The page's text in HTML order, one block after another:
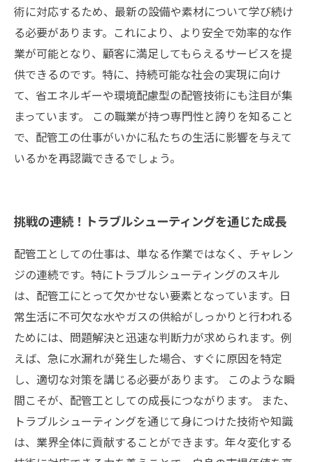
術に対応するため、最新の設備や素材について学び続け
る必要があります。これにより、より安全で効率的な作
業が可能となり、顧客に満足してもらえるサービスを提
供できるのです。特に、持続可能な社会の実現に向け
て、省エネルギーや環境配慮型の配管技術にも注目が集
まっています。 この職業が持つ専門性と誇りを知ること
で、配管工の仕事がいかに私たちの生活に影響を与えて
いるかを再認識できるでしょう。
挑戦の連続！トラブルシューティングを通じた成長
配管工としての仕事は、単なる作業ではなく、チャレン
ジの連続です。特にトラブルシューティングのスキル
は、配管工にとって欠かせない要素となっています。日
常生活に不可欠な水やガスの供給がしっかりと行われる
ためには、問題解決と迅速な判断力が求められます。例
えば、急に水漏れが発生した場合、すぐに原因を特定
し、適切な対策を講じる必要があります。 このような瞬
間こそが、配管工としての成長につながります。 また、
トラブルシューティングを通じて身につけた技術や知識
は、業界全体に貢献することができます。年々変化する